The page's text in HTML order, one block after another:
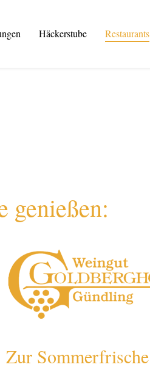
Häckerstube Restaurants
genießen:
Zur Sommerfrische